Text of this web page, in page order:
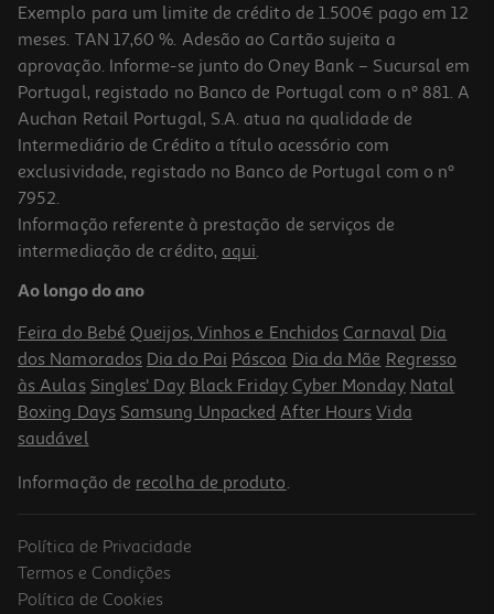
Exemplo para um limite de crédito de 1.500€ pago em 12
meses. TAN 17,60 %. Adesão ao Cartão sujeita a
aprovação. Informe-se junto do Oney Bank – Sucursal em
Portugal, registado no Banco de Portugal com o nº 881. A
Auchan Retail Portugal, S.A. atua na qualidade de
Intermediário de Crédito a título acessório com
exclusividade, registado no Banco de Portugal com o nº
7952.
Informação referente à prestação de serviços de
intermediação de crédito, aqui.
Ao longo do ano
Feira do Bebé Queijos, Vinhos e Enchidos Carnaval Dia
dos Namorados Dia do Pai Páscoa Dia da Mãe Regresso
às Aulas Singles' Day Black Friday Cyber Monday Natal
Boxing Days Samsung Unpacked After Hours Vida
saudável
Informação de recolha de produto.
Política de Privacidade
Termos e Condições
Política de Cookies